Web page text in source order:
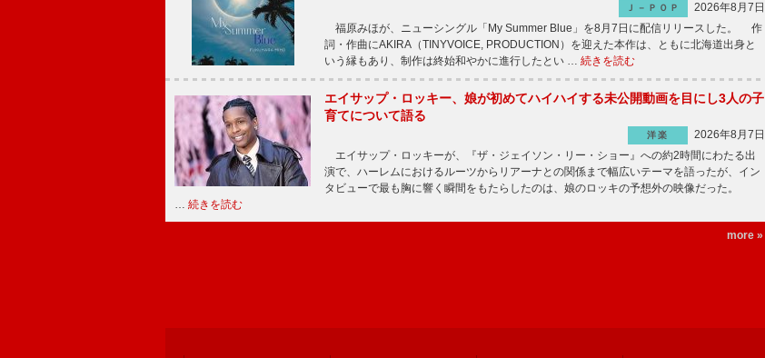
Ｊ－ＰＯＰ
2026年8月7日
福原みほが、ニューシングル「My Summer Blue」を8月7日に配信リリースした。 作
詞・作曲にAKIRA（TINYVOICE, PRODUCTION）を迎えた本作は、ともに北海道出身と
いう縁もあり、制作は終始和やかに進行したとい … 続きを読む
エイサップ・ロッキー、娘が初めてハイハイする未公開動画を目にし3人の子
育てについて語る
洋楽
2026年8月7日
エイサップ・ロッキーが、『ザ・ジェイソン・リー・ショー』への約2時間にわたる出
演で、ハーレムにおけるルーツからリアーナとの関係まで幅広いテーマを語ったが、イン
タビューで最も胸に響く瞬間をもたらしたのは、娘のロッキの予想外の映像だった。
… 続きを読む
more »